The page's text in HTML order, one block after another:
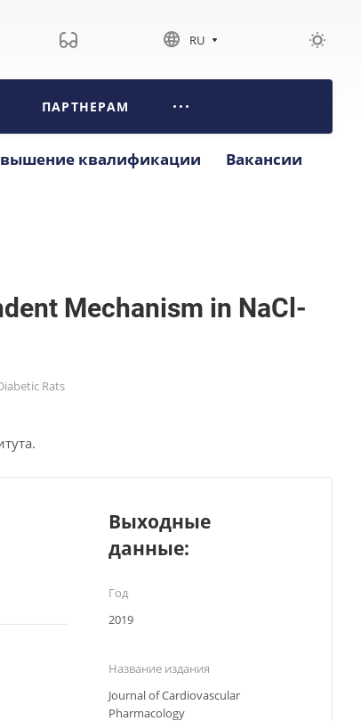
RU
ПАРТНЕРАМ
квалификации Вакансии
Mechanism in NaCl-
Rats
Выходные
данные:
Год
2019
Название издания
Journal of Cardiovascular
Pharmacology